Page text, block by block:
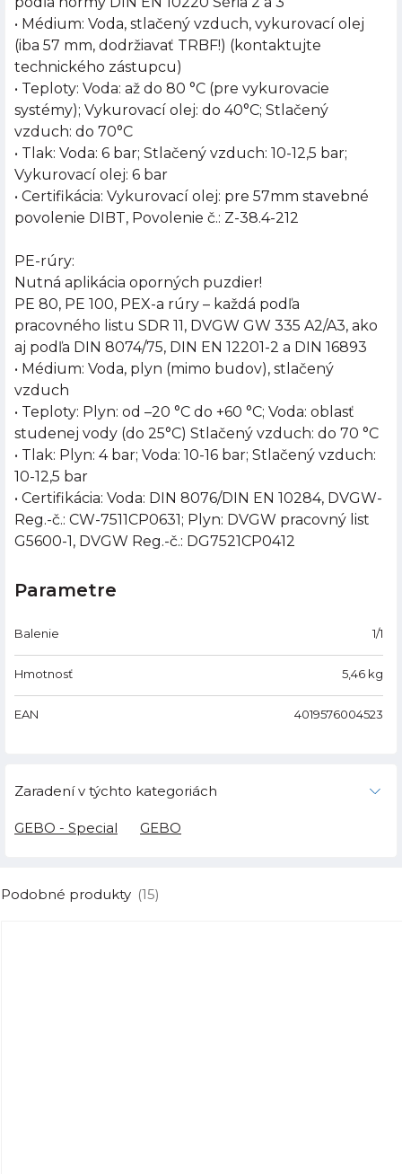
• Médium: Voda, stlačený vzduch, vykurovací olej
(iba 57 mm, dodržiavať TRBF!) (kontaktujte
technického zástupcu)
• Teploty: Voda: až do 80 °C (pre vykurovacie
systémy); Vykurovací olej: do 40°C; Stlačený
vzduch: do 70°C
• Tlak: Voda: 6 bar; Stlačený vzduch: 10-12,5 bar;
Vykurovací olej: 6 bar
• Certifikácia: Vykurovací olej: pre 57mm stavebné
povolenie DIBT, Povolenie č.: Z-38.4-212
PE-rúry:
Nutná aplikácia oporných puzdier!
PE 80, PE 100, PEX-a rúry – každá podľa
pracovného listu SDR 11, DVGW GW 335 A2/A3, ako
aj podľa DIN 8074/75, DIN EN 12201-2 a DIN 16893
• Médium: Voda, plyn (mimo budov), stlačený
vzduch
• Teploty: Plyn: od –20 °C do +60 °C; Voda: oblasť
studenej vody (do 25°C) Stlačený vzduch: do 70 °C
• Tlak: Plyn: 4 bar; Voda: 10-16 bar; Stlačený vzduch:
10-12,5 bar
• Certifikácia: Voda: DIN 8076/DIN EN 10284, DVGW-
Reg.-č.: CW-7511CP0631; Plyn: DVGW pracovný list
G5600-1, DVGW Reg.-č.: DG7521CP0412
Parametre
Balenie 1/1
Hmotnosť 5,46 kg
EAN 4019576004523
Zaradení v týchto kategoriách
GEBO - Special GEBO
Podobné produkty (15)